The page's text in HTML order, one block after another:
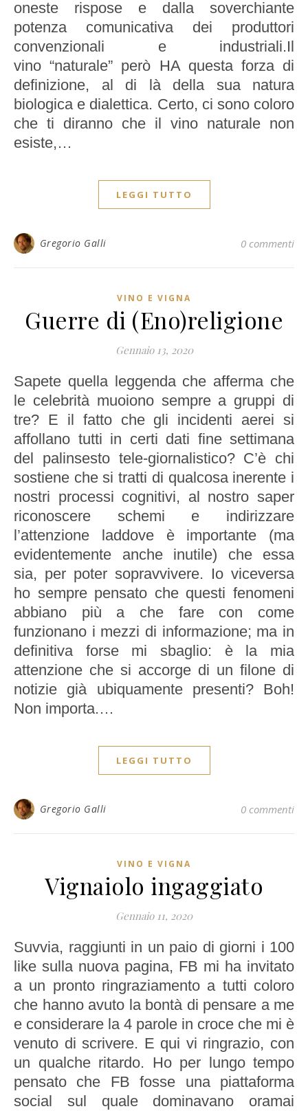
oneste rispose e dalla soverchiante
potenza comunicativa dei produttori
convenzionali e industriali.Il
vino “naturale” però HA questa forza di
definizione, al di là della sua natura
biologica e dialettica. Certo, ci sono coloro
che ti diranno che il vino naturale non
esiste,…
LEGGI TUTTO
Gregorio Galli 0 commenti
VINO E VIGNA
Guerre di (Eno)religione
Gennaio 13, 2020
Sapete quella leggenda che afferma che
le celebrità muoiono sempre a gruppi di
tre? E il fatto che gli incidenti aerei si
affollano tutti in certi dati fine settimana
del palinsesto tele-giornalistico? C’è chi
sostiene che si tratti di qualcosa inerente i
nostri processi cognitivi, al nostro saper
riconoscere schemi e indirizzare
l’attenzione laddove è importante (ma
evidentemente anche inutile) che essa
sia, per poter sopravvivere. Io viceversa
ho sempre pensato che questi fenomeni
abbiano più a che fare con come
funzionano i mezzi di informazione; ma in
definitiva forse mi sbaglio: è la mia
attenzione che si accorge di un filone di
notizie già ubiquamente presenti? Boh!
Non importa.…
LEGGI TUTTO
Gregorio Galli 0 commenti
VINO E VIGNA
Vignaiolo ingaggiato
Gennaio 11, 2020
Suvvia, raggiunti in un paio di giorni i 100
like sulla nuova pagina, FB mi ha invitato
a un pronto ringraziamento a tutti coloro
che hanno avuto la bontà di pensare a me
e considerare la 4 parole in croce che mi è
venuto di scrivere. E qui vi ringrazio, con
un qualche ritardo. Ho per lungo tempo
pensato che FB fosse una piattaforma
social sul quale dominavano oramai